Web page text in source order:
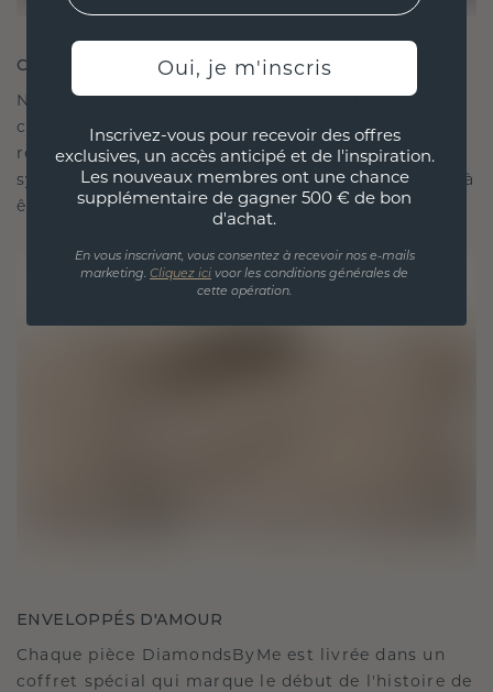
CRÉÉ POUR LA CONNEXION
Notre philosophie en matière de design est de
créer des liens, chaque pièce étant conçue pour
résister à l'épreuve du temps. Elle devient votre
symbole d'amour et de moments chéris, destinée à
être portée et chérie pour toujours.
ENVELOPPÉS D'AMOUR
Chaque pièce DiamondsByMe est livrée dans un
coffret spécial qui marque le début de l'histoire de
Oui, je m'inscris
Inscrivez-vous pour recevoir des offres
exclusives, un accès anticipé et de l'inspiration.
Les nouveaux membres ont une chance
supplémentaire de gagner 500 € de bon
d'achat.
En vous inscrivant, vous consentez à recevoir nos e-mails
marketing. Cliquez ici voor les conditions générales de
cette opération.